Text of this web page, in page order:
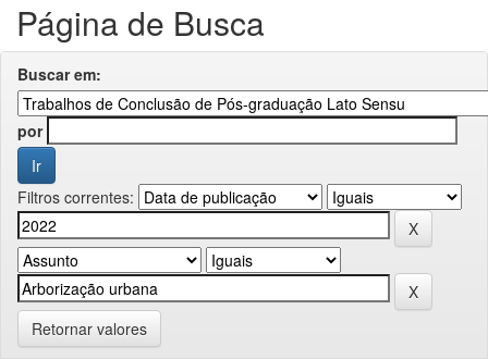
Página de Busca
Buscar em:
por
Filtros correntes:
Retornar valores